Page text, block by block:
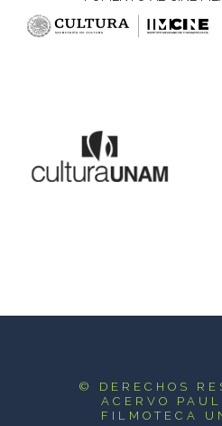
© DERECHOS
ACERVO
FILMOTECA